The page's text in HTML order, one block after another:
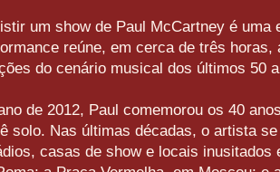
um show de Paul McCartney é uma
reúne, em cerca de três
do cenário musical dos últimos 50
de 2012, Paul comemorou os 40
solo. Nas últimas décadas, o artista
casas de show e locais inusitados